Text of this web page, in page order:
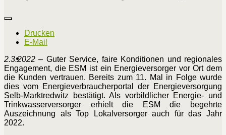
Drucken
E-Mail
2.3.2022 – Guter Service, faire Konditionen und regionales
Engagement, die ESM ist ein Energieversorger vor Ort dem
die Kunden vertrauen. Bereits zum 11. Mal in Folge wurde
dies vom Energieverbraucherportal der Energieversorgung
Selb-Marktredwitz bestätigt. Als vorbildlicher Energie- und
Trinkwasserversorger erhielt die ESM die begehrte
Auszeichnung als Top Lokalversorger auch für das Jahr
2022.